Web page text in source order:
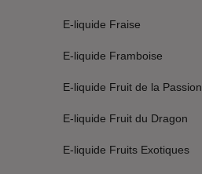
E-liquide Fraise
E-liquide Framboise
E-liquide Fruit de la Passion
E-liquide Fruit du Dragon
E-liquide Fruits Exotiques